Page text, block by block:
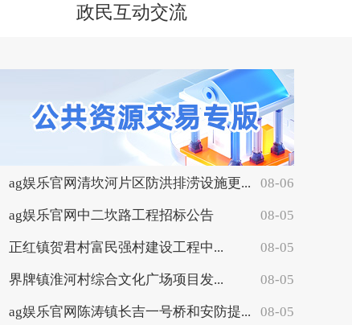
政民互动交流
ag娱乐官网清坎河片区防洪排涝设施更... 08-06
ag娱乐官网中二坎路工程招标公告 08-05
正红镇贺君村富民强村建设工程中... 08-05
界牌镇淮河村综合文化广场项目发... 08-05
ag娱乐官网陈涛镇长吉一号桥和安防提... 08-05